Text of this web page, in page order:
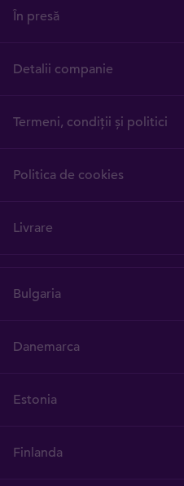
În presă
Detalii companie
Termeni, condiții și politici
Politica de cookies
Livrare
Bulgaria
Danemarca
Estonia
Finlanda